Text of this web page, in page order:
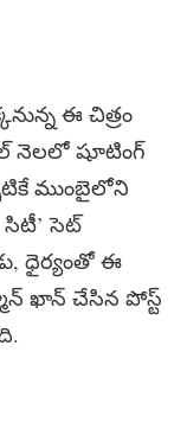
ఈ చిత్రం
నెలలో షూటింగ్
ముంబైలోని
సెట్
ధైర్యంతో ఈ
ఖాన్ చేసిన పోస్ట్